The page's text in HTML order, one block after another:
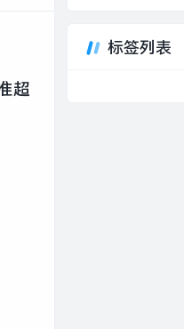
超
标签列表